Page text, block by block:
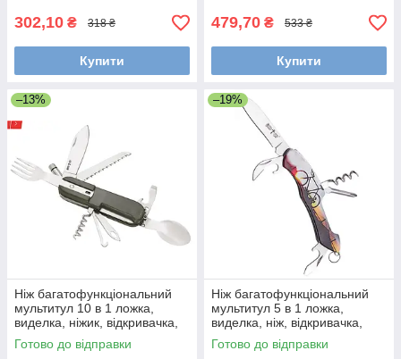
302,10 ₴ 318 ₴
Купити
479,70 ₴ 533 ₴
Купити
–13%
Ніж багатофункціональний
мультитул 10 в 1 ложка,
виделка, ніжик, відкривачка,
штопор, шило, пилка, гачок
Готово до відправки
–19%
Ніж багатофункціональний
мультитул 5 в 1 ложка,
виделка, ніж, відкривачка,
консервний ніж, штопор,
викрутка
Готово до відправки